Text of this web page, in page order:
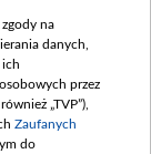
na
danych,
przez
„TVP”),
Zaufanych
do